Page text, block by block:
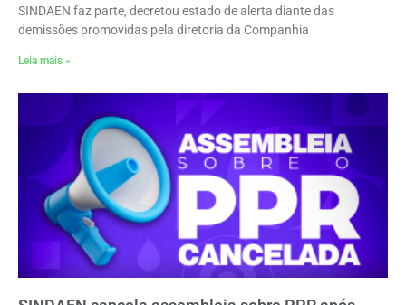
SINDAEN faz parte, decretou estado de alerta diante das
demissões promovidas pela diretoria da Companhia
Leia mais »